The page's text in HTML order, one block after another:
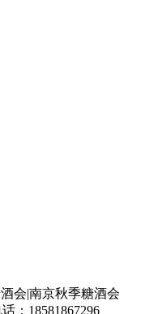
会|南京秋季糖酒会
：18581867296